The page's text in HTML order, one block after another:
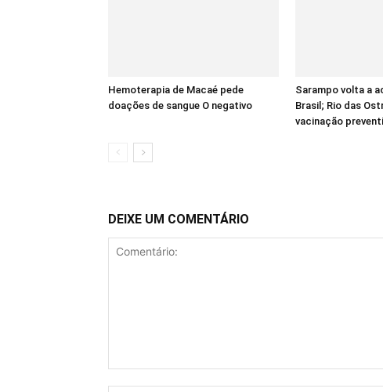
Hemoterapia de Macaé pede
doações de sangue O negativo
Sarampo volta a
Brasil; Rio das
vacinação
DEIXE UM COMENTÁRIO